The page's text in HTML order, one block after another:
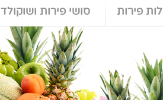
פירות סושי פירות ושוקולד